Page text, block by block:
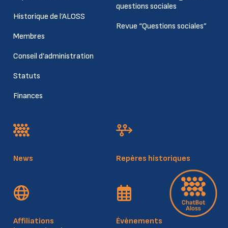
Historique de l’ALOSS
Membres
Conseil d’administration
Statuts
Finances
questions sociales
Revue “Questions sociales”
News Repères historiques
Affiliations
Évènements